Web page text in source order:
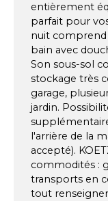
entièrement
parfait pour
nuit comprend
bain avec
Son sous-sol
stockage très
garage,
jardin.
l'arrière de la
accepté).
commodités :
transports en
tout